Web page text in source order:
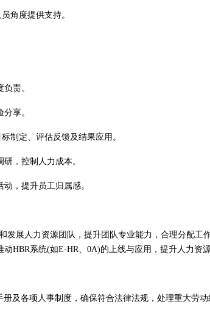
角度提供支持。
责。
享。
制定、评估反馈及结果应用。
，控制人力成本。
，提升员工归属感。
展人力资源团队，提升团队专业能力，合理分配
HBR系统(如E-HR、0A)的上线与应用，提升人力资
及各项人事制度，确保符合法律法规，处理重大劳